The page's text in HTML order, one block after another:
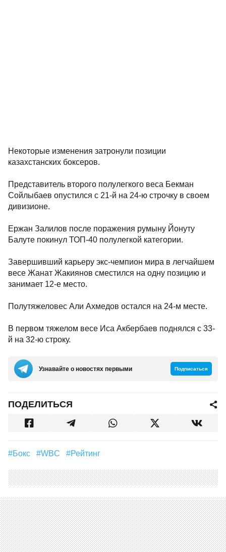
Некоторые изменения затронули позиции
казахстанских боксеров.
Представитель второго полулегкого веса Бекман
Сойлыбаев опустился с 21-й на 24-ю строчку в своем
дивизионе.
Ержан Залилов после поражения румыну Йонуту
Балуте покинул ТОП-40 полулегкой категории.
Завершивший карьеру экс-чемпион мира в легчайшем
весе Жанат Жакиянов сместился на одну позицию и
занимает 12-е место.
Полутяжеловес Али Ахмедов остался на 24-м месте.
В первом тяжелом весе Иса Акбербаев поднялся с 33-
й на 32-ю строку.
Узнавайте о новостях первыми Подписаться
ПОДЕЛИТЬСЯ
#Бокс #WBC #Рейтинг